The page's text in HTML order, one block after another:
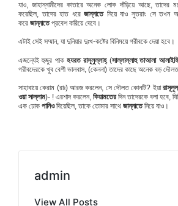
যাও, জাহান্নামীদের কাতারে অনেক লোক দাঁড়িয়ে আছে, তাদের
করেছিল, তাদের হাত ধরে জান্নাতে নিয়ে যাও সুতরাং সে তখন
করে জান্নাতে প্রবেশ করিয়ে দেবে।
এটাই সেই সম্মান, যা দুনিয়ার দুঃখ-কষ্টের বিনিময়ে গরীবকে দেয়া হবে।
এজন্যেই হুজুর পাক হযরত রাসূলুল্লাহ্ (সাল্লাল্লাহু তা‌‌আলা
গরীবদেরকে খুব বেশী ভালবাস, (কেননা) তাদের কাছে অনেক বড়
সাহাবায়ে কেরাম (রাঃ) আরজ করলেন, সে দৌলত কোনটি? ইয়া
ওয়া সাল্লাম)- ! এরশাদ করলেন, কিয়ামতের দিন তাদেরকে বলা হবে,
এক ঢোক পানিও দিয়েছিল, তাকে তোমার সাথে জান্নাতে নিয়ে যাও।
admin
View All Posts